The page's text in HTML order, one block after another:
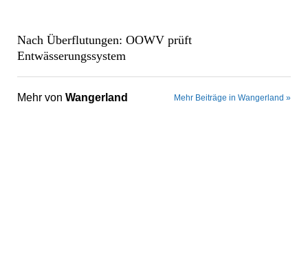
Nach Überflutungen: OOWV prüft
Entwässerungssystem
Mehr von Wangerland Mehr Beiträge in Wangerland »